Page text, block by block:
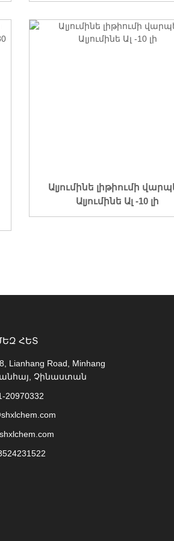
Ալյումինե լիթիումի
Ալյումինե Ալ -10 լի
ՀԵՏ
Lianhang Road, Minhang
Չինաստան
20970332